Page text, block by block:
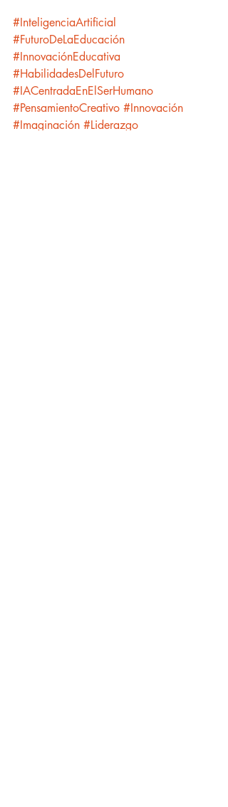
#InteligenciaArtificial
#FuturoDeLaEducación
#InnovaciónEducativa
#HabilidadesDelFuturo
#IACentradaEnElSerHumano
#PensamientoCreativo #Innovación
#Imaginación #Liderazgo